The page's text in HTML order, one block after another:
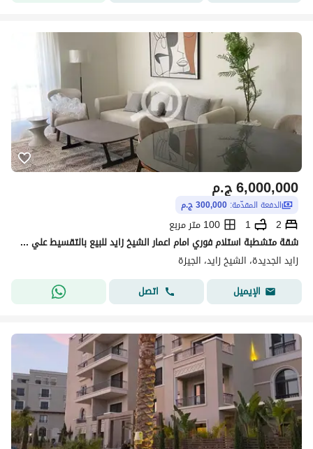
ج.م6,000,000
الدفعة المقدّمة: 300,000 ج.م
2
1
100 متر مربع
شقة متشطبة استلام فوري امام اعمار الشيخ زايد للبيع بالتقسيط علي 8 سنين
زايد الجديدة، الشيخ زايد، الجيزة
الإيميل
اتصل